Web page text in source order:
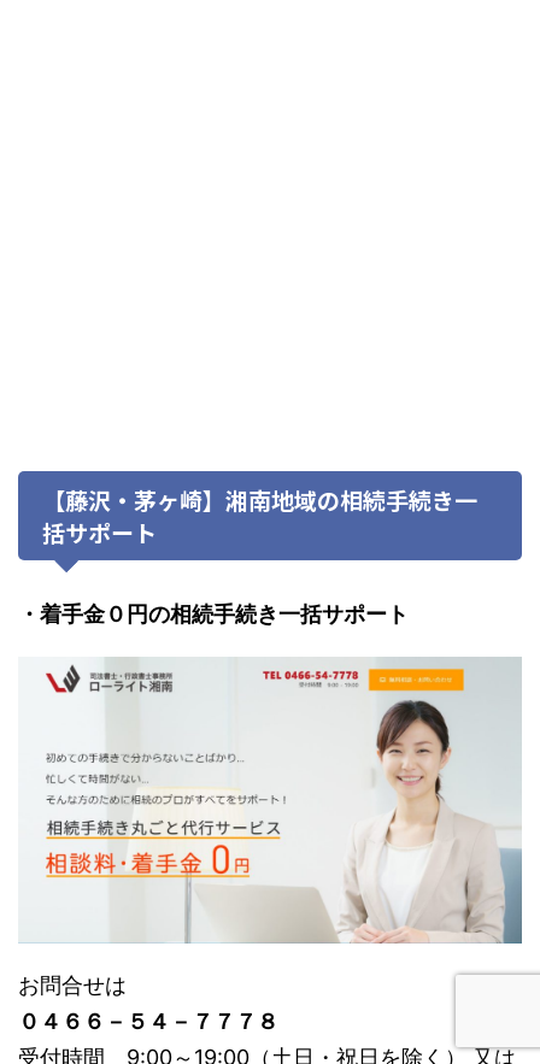
【藤沢・茅ヶ崎】湘南地域の相続手続き一
括サポート
・着手金０円の相続手続き一括サポート
お問合せは
０４６６－５４－７７７８
受付時間 9:00～19:00（土日・祝日を除く） 又は